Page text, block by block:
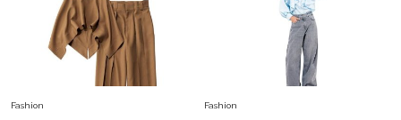
Fashion
40代の夏通勤はこれ１着！「きちんと感」も
「オシャレ」も整うトレンドトップス〈4選〉
Fashion Fashion